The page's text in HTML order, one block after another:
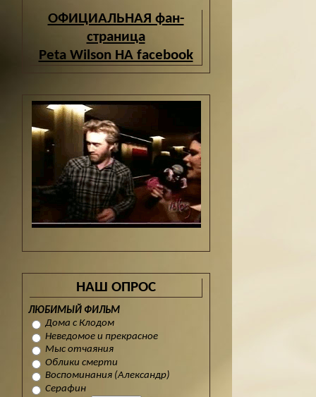
ОФИЦИАЛЬНАЯ фан-
страница
Peta Wilson НА facebook
НАШ ОПРОС
ЛЮБИМЫЙ ФИЛЬМ
Дома с Клодом
Неведомое и прекрасное
Мыс отчаяния
Облики смерти
Воспоминания (Александр)
Серафин